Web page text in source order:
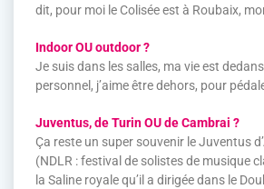
dit, pour moi le Colisée est à Roubaix,
Indoor OU outdoor ?
Je suis dans les salles, ma vie est
personnel, j’aime être dehors, pour
Juventus, de Turin OU de Cambrai ?
Ça reste un super souvenir le Juventus
(NDLR : festival de solistes de musique
la Saline royale qu’il a dirigée dans le